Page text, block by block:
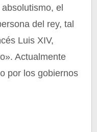
el
del rey, tal
Luis XIV,
Actualmente
por los gobiernos